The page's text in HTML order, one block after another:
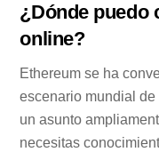
¿Dónde puedo
online?
Ethereum se ha
escenario mundial
un asunto
necesitas